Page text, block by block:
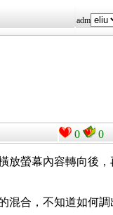
adm
0 0
放螢幕內容轉向後
混合，不知道如何